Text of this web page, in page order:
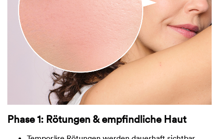
Phase 1: Rötungen & empfindliche Haut